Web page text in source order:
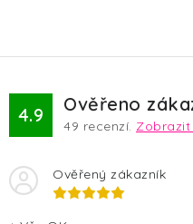
v
p
u
4.9 Ověřeno
49 recenzí. Zobrazit
Ověřený zákazník